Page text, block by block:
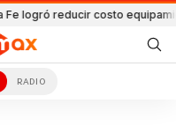
reducir costo equipamiento
RADIO